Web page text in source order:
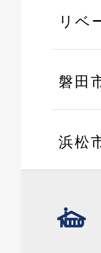
リベ
磐田
浜松